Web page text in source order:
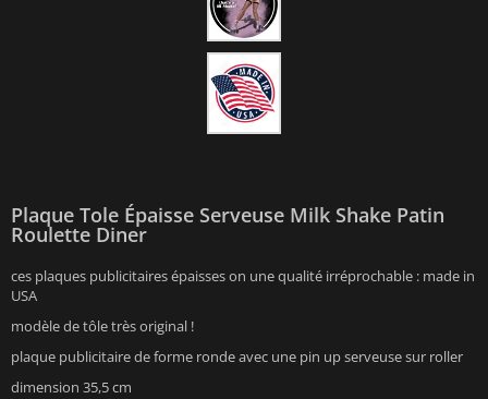
Plaque Tole Épaisse Serveuse Milk Shake Patin
Roulette Diner
ces plaques publicitaires épaisses on une qualité irréprochable : made in
USA
modèle de tôle très original !
plaque publicitaire de forme ronde avec une pin up serveuse sur roller
dimension 35,5 cm